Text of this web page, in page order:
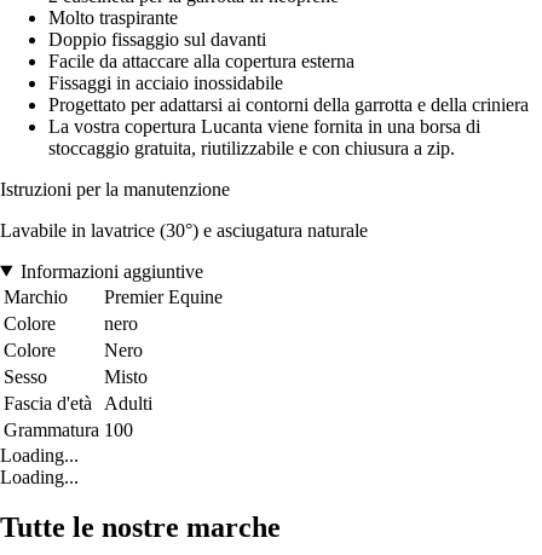
Molto traspirante
Doppio fissaggio sul davanti
Facile da attaccare alla copertura esterna
Fissaggi in acciaio inossidabile
Progettato per adattarsi ai contorni della garrotta e della criniera
La vostra copertura Lucanta viene fornita in una borsa di
stoccaggio gratuita, riutilizzabile e con chiusura a zip.
Istruzioni per la manutenzione
Lavabile in lavatrice (30°) e asciugatura naturale
Informazioni aggiuntive
Marchio
Premier Equine
Colore
nero
Colore
Nero
Sesso
Misto
Fascia d'età
Adulti
Grammatura 100
Loading...
Loading...
Tutte le nostre marche